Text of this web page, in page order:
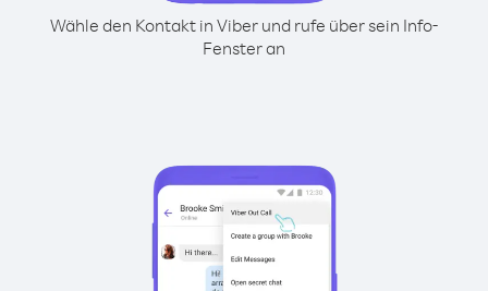
Wähle den Kontakt in Viber und rufe über sein Info-
Fenster an